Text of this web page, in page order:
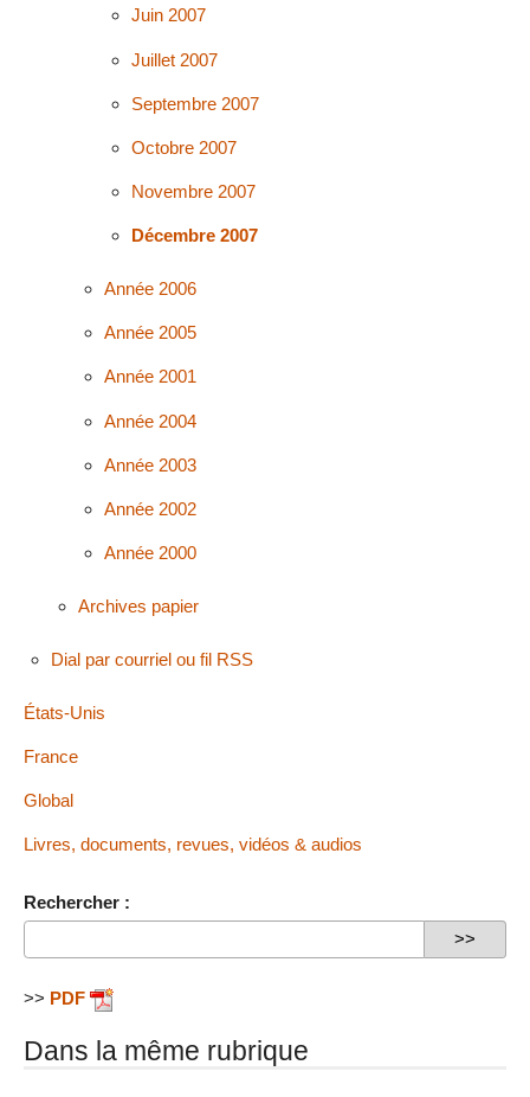
Juin 2007
Juillet 2007
Septembre 2007
Octobre 2007
Novembre 2007
Décembre 2007
Année 2006
Année 2005
Année 2001
Année 2004
Année 2003
Année 2002
Année 2000
Archives papier
Dial par courriel ou fil RSS
États-Unis
France
Global
Livres, documents, revues, vidéos & audios
Rechercher :
>> PDF
Dans la même rubrique